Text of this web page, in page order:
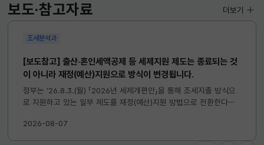
보도·참고자료
조세분석과
[보도참고] 출산·혼인세액공제 등 세제지원 제도는 종료되는 것
이 아니라 재정(예산)지원으로 방식이 변경됩니다.
정부는 ’26.8.3.(월) 「2026년 세제개편안」을 통해 조세지출 방식으
로 지원하고 있는 일부 제도를 재정(예산)지원 방법으로 전환한다고
2026-08-07
더보기